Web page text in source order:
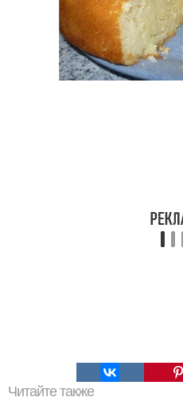
Читайте также